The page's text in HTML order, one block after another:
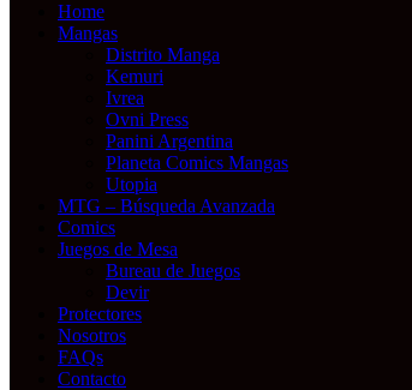
Home
Mangas
Distrito Manga
Kemuri
Ivrea
Ovni Press
Panini Argentina
Planeta Comics Mangas
Utopia
MTG – Búsqueda Avanzada
Comics
Juegos de Mesa
Bureau de Juegos
Devir
Protectores
Nosotros
FAQs
Contacto